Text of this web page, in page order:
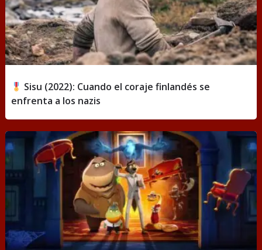
Sisu (2022): Cuando el coraje finlandés se
enfrenta a los nazis